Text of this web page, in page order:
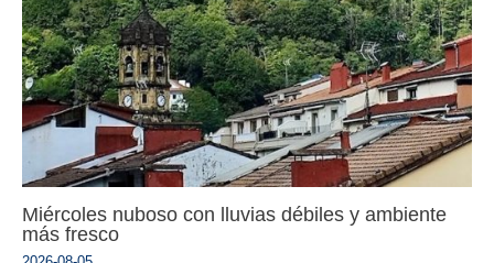
Miércoles nuboso con lluvias débiles y ambiente
más fresco